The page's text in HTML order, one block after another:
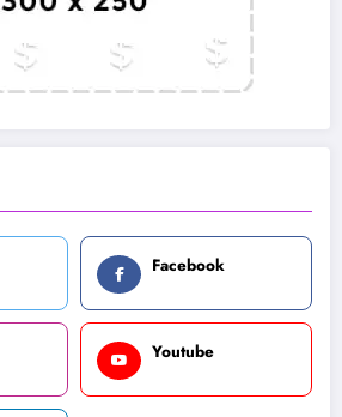
Facebook
Youtube